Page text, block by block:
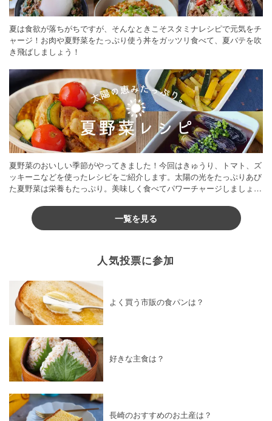
夏は食欲が落ちがちですが、そんなときこそスタミナレシピで元気をチ
ャージ！お肉や夏野菜をたっぷり使う丼をガッツリ食べて、夏バテを吹
き飛ばしましょう！
夏野菜のおいしい季節がやってきました！今回はきゅうり、トマト、ズ
ッキーニなどを使ったレシピをご紹介します。太陽の光をたっぷりあび
た夏野菜は栄養もたっぷり。美味しく食べてパワーチャージしましょう
一覧を見る
人気投票に参加
よく買う市販の食パンは？
好きな主食は？
長崎のおすすめのお土産は？